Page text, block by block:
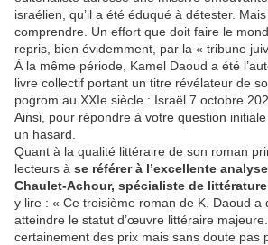
israélien, qu’il a été éduqué à détester. Mais
comprendre. Un effort que doit faire le
repris, bien évidemment, par la « tribune
À la même période, Kamel Daoud a été
livre collectif portant un titre révélateur de
pogrom au XXIe siècle : Israël 7 octobre
Ainsi, pour répondre à votre question initiale
un hasard.
Quant à la qualité littéraire de son roman
lecteurs à se référer à l’excellente
Chaulet-Achour, spécialiste de
y lire : « Ce troisième roman de K. Daoud a
atteindre le statut d’œuvre littéraire
certainement des prix mais sans doute pas